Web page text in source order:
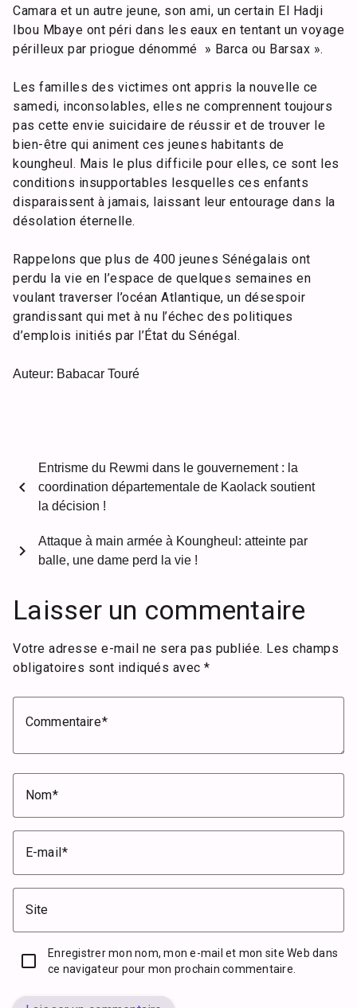
Camara et un autre jeune, son ami, un certain El Hadji
Ibou Mbaye ont péri dans les eaux en tentant un voyage
périlleux par priogue dénommé » Barca ou Barsax ».
Les familles des victimes ont appris la nouvelle ce
samedi, inconsolables, elles ne comprennent toujours
pas cette envie suicidaire de réussir et de trouver le
bien-être qui animent ces jeunes habitants de
koungheul. Mais le plus difficile pour elles, ce sont les
conditions insupportables lesquelles ces enfants
disparaissent à jamais, laissant leur entourage dans la
désolation éternelle.
Rappelons que plus de 400 jeunes Sénégalais ont
perdu la vie en l’espace de quelques semaines en
voulant traverser l’océan Atlantique, un désespoir
grandissant qui met à nu l’échec des politiques
d’emplois initiés par l’État du Sénégal.
Auteur: Babacar Touré
chevron_left
Entrisme du Rewmi dans le gouvernement : la
coordination départementale de Kaolack soutient
la décision !
Attaque à main armée à Koungheul: atteinte par
balle, une dame perd la vie !
chevron_right
Laisser un commentaire
Votre adresse e-mail ne sera pas publiée. Les champs
obligatoires sont indiqués avec *
Commentaire
Nom
E-mail
Site
Enregistrer mon nom, mon e-mail et mon site Web dans
ce navigateur pour mon prochain commentaire.